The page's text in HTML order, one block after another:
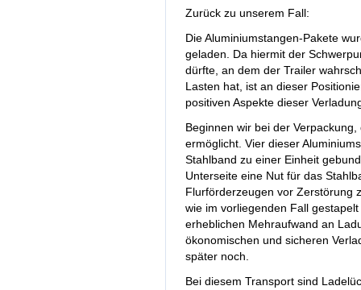
Zurück zu unserem Fall:
Die Aluminiumstangen-Pakete
geladen. Da hiermit der
dürfte, an dem der Trailer
Lasten hat, ist an dieser
positiven Aspekte dieser
Beginnen wir bei der
ermöglicht. Vier dieser
Stahlband zu einer Einheit
Unterseite eine Nut für das
Flurförderzeugen vor Zerstörung
wie im vorliegenden Fall
erheblichen Mehraufwand an
ökonomischen und sicheren
später noch.
Bei diesem Transport sind